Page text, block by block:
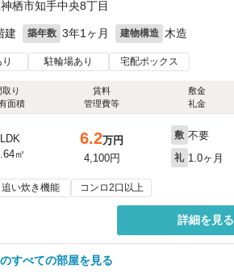
栖市知手中央8丁目
建 築年数 3年1ヶ月 建物構造 木造
駐輪場あり 宅配ボックス
取り
面積
賃料
管理費等
敷金
礼金
㎡
6.2万円
4,100円
敷 不要
礼 1.0ヶ月
追い炊き機能 コンロ2口以上
詳細を見る
すべての部屋を見る